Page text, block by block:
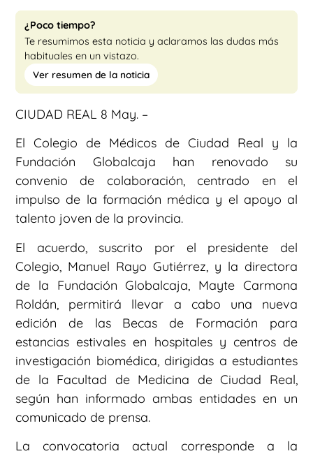
¿Poco tiempo?
Te resumimos esta noticia y aclaramos las dudas más
habituales en un vistazo.
Ver resumen de la noticia
CIUDAD REAL 8 May. –
El Colegio de Médicos de Ciudad Real y la
Fundación Globalcaja han renovado su
convenio de colaboración, centrado en el
impulso de la formación médica y el apoyo al
talento joven de la provincia.
El acuerdo, suscrito por el presidente del
Colegio, Manuel Rayo Gutiérrez, y la directora
de la Fundación Globalcaja, Mayte Carmona
Roldán, permitirá llevar a cabo una nueva
edición de las Becas de Formación para
estancias estivales en hospitales y centros de
investigación biomédica, dirigidas a estudiantes
de la Facultad de Medicina de Ciudad Real,
según han informado ambas entidades en un
comunicado de prensa.
La convocatoria actual corresponde a la